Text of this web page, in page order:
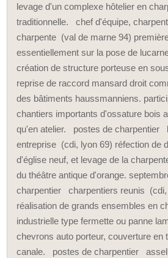
levage d'un complexe hôtelier en
traditionnelle. chef d'équipe,
charpente (val de marne 94)
essentiellement sur la pose de
création de structure porteuse en
reprise de raccord mansard droit
des bâtiments haussmanniens.
chantiers importants d'ossature bois
qu'en atelier. postes de charpentier
entreprise (cdi, lyon 69) réfection de
d'église neuf, et levage de la
du théâtre antique d'orange.
charpentier charpentiers reunis (cdi,
réalisation de grands ensembles en
industrielle type fermette ou panne
chevrons auto porteur, couverture en
canale. postes de charpentier